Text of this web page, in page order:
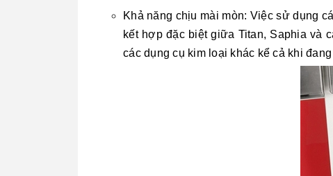
Khả năng chịu mài mòn: Việc sử dụng
kết hợp đặc biệt giữa Titan, Saphia và
các dụng cụ kim loại khác kể cả khi